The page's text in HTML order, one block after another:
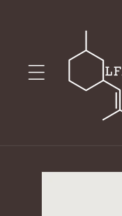
ai contenuti
Passa alle